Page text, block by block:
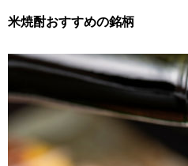
米焼酎おすすめの銘柄